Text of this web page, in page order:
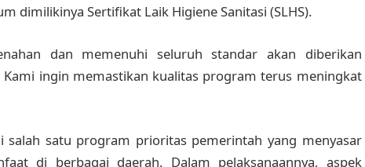
dimilikinya Sertifikat Laik Higiene Sanitasi (SLHS).
dan memenuhi seluruh standar akan diberikan
ingin memastikan kualitas program terus meningkat
salah satu program prioritas pemerintah yang menyasar
di berbagai daerah. Dalam pelaksanaannya, aspek